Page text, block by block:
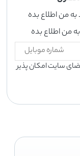
من اطلاع بده
من اطلاع بده
سایت امکان پذیر